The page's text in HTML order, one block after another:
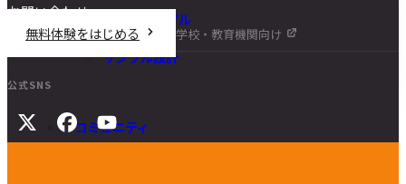
チュートリアル
DIY講座
サンプル設計
コミュニティ
お問い合わせ
無料体験をはじめる
学校・教育機関向け
公式SNS